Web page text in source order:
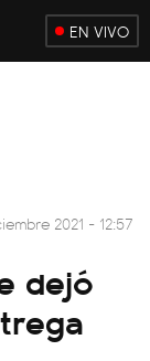
EN VIVO
2021 - 12:57
dejó